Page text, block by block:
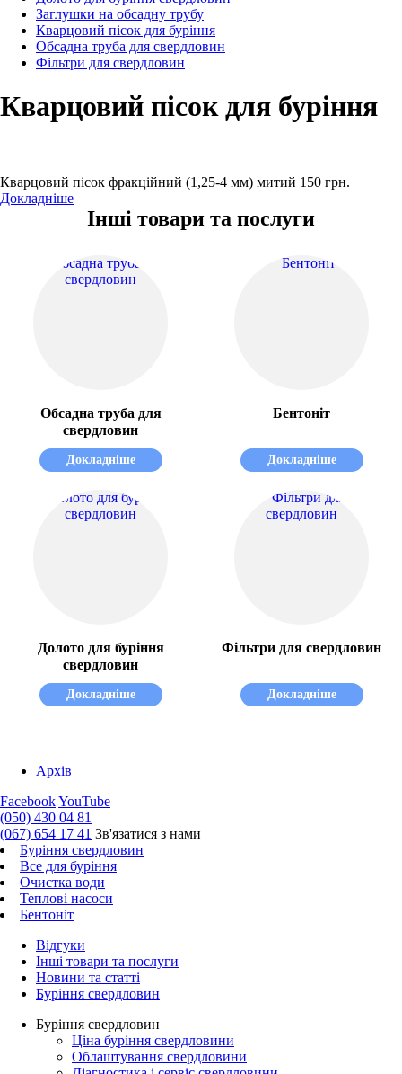
Заглушки на обсадну трубу
Кварцовий пісок для буріння
Обсадна труба для свердловин
Фільтри для свердловин
Кварцовий пісок для буріння
Кварцовий пісок фракційний (1,25-4 мм) митий 150 грн.
Докладніше
Інші товари та послуги
Обсадна труба для
свердловин
Докладніше
Бентоніт
Докладніше
Долото для буріння
свердловин
Докладніше
Фільтри для свердловин
Докладніше
Архів
FacebookYouTube
(050) 430 04 81
(067) 654 17 41 Зв'язатися з нами
Буріння свердловин
Все для буріння
Очистка води
Теплові насоси
Бентоніт
Відгуки
Інші товари та послуги
Новини та статті
Буріння свердловин
Буріння свердловин
Ціна буріння свердловини
Облаштування свердловини